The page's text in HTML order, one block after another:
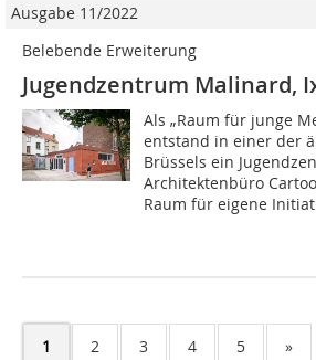
Ausgabe 11/2022
Belebende Erweiterung
Jugendzentrum Malinard,
Als „Raum für junge
entstand in einer der
Brüssels ein
Architektenbüro
Raum für eigene
1 2 3 4 5 »